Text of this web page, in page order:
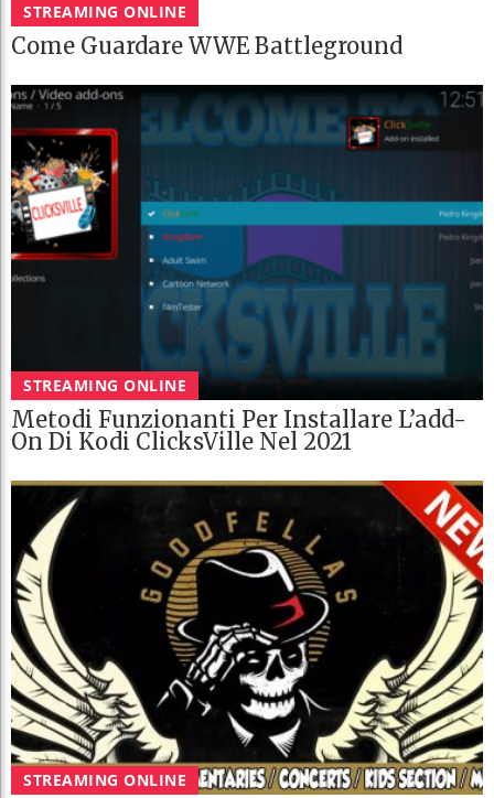
STREAMING ONLINE
Come Guardare WWE Battleground
STREAMING ONLINE
Metodi Funzionanti Per Installare L’add-
On Di Kodi ClicksVille Nel 2021
STREAMING ONLINE